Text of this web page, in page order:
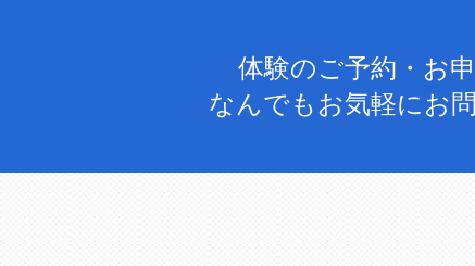
体験のご予約・お
なんでもお気軽にお